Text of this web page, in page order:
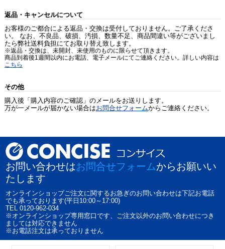
返品・キャンセルについて
お客様のご都合による返品・交換は受付しておりません。ご了承くださ
い。 なお、不良品、破損、汚損、数量不足、商品間違い等がございまし
たら弊社送料負担にてお取り替え致します。
※返品・交換は、未開封、未使用のものに限らせて頂きます。
商品到着後1週間以内にお電話、電子メールにてご連絡ください。詳しい内容は
こちら
その他
購入後「購入内容のご確認」のメールをお送りします。
万が一メールが届かない場合はお問合せフォームからご連絡ください。
お問い合わせはお問合せフォームからお願いい
たします
オンラインショップご注文に関するお急ぎのお問い合わせは下記お電話
でも承っております(平日10:00～17:00)
TEL 0120-962-034
※オンラインショップ専用窓口です、ご注文以外のお問い合わせにつき
ましては対応できません
※お電話注文は承っておりません